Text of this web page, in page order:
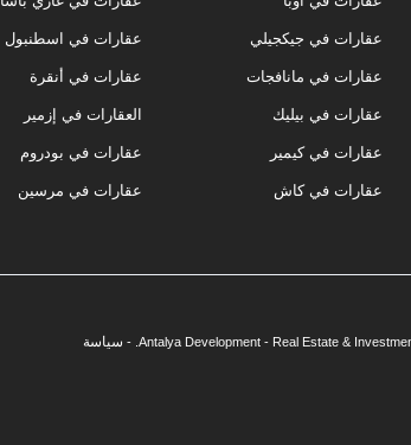
عقارات في جيكجيلي
عقارات في مانافجات
عقارات في بيليك
عقارات في كيمير
عقارات في كاش
عقارات في اسطنبول
عقارات في أنقرة
العقارات في إزمير
عقارات في بودروم
عقارات في مرسين
سياسة